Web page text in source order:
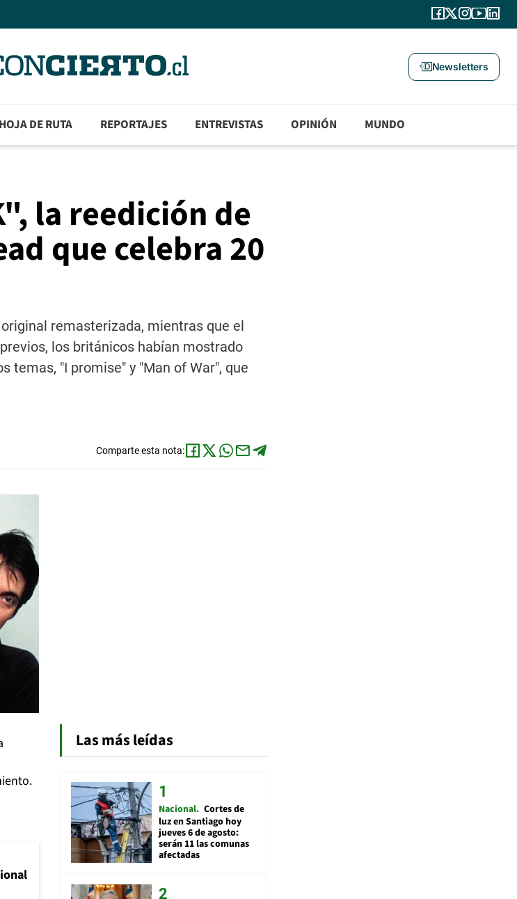
Newsletters
HOJA DE RUTA REPORTAJES ENTREVISTAS OPINIÓN MUNDO
la reedición de
que celebra 20
remasterizada, mientras que el
los británicos habían mostrado
temas, "I promise" y "Man of War", que
Comparte esta nota:
Las más leídas
Nacional Cortes de
luz en Santiago hoy
jueves 6 de agosto:
serán 11 las comunas
afectadas